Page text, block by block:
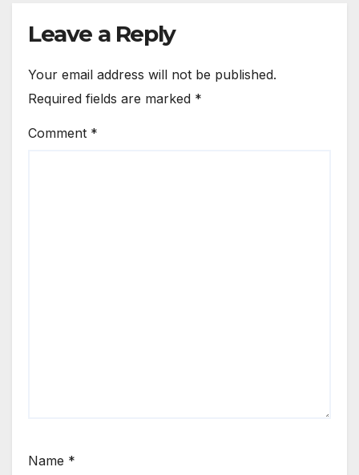
Leave a Reply
Your email address will not be published.
Required fields are marked *
Comment *
Name *